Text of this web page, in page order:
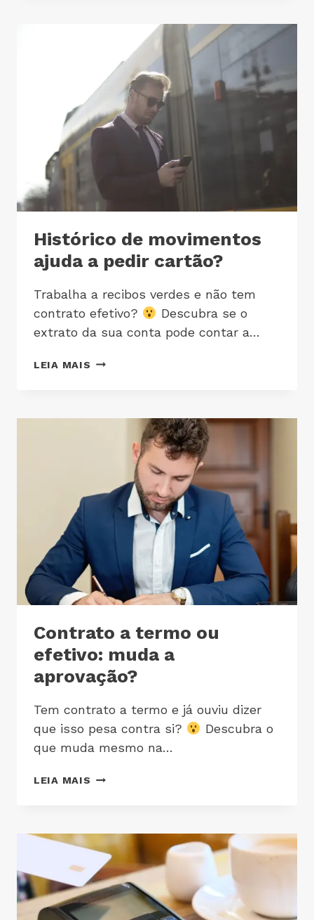
Histórico de movimentos
ajuda a pedir cartão?
Trabalha a recibos verdes e não tem
contrato efetivo?
Descubra se o
extrato da sua conta pode contar a…
LEIA MAIS
Contrato a termo ou
efetivo: muda a
aprovação?
Tem contrato a termo e já ouviu dizer
que isso pesa contra si?
Descubra o
que muda mesmo na…
LEIA MAIS